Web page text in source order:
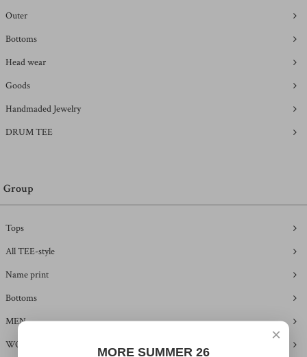
Outer
Bottoms
Head wear
Goods
Handmaded Jewelry
DRUM TEE
Group
Tops
All TEE-style
Name print
Bottoms
MEN
WOMEN
×
MORE SUMMER 26